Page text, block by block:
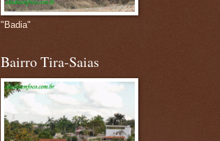
"Badia"
Bairro Tira-Saias